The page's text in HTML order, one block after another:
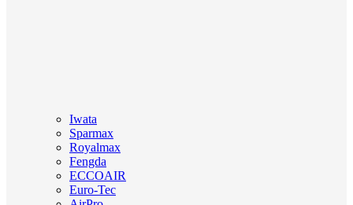
Iwata
Sparmax
Royalmax
Fengda
ECCOAIR
Euro-Tec